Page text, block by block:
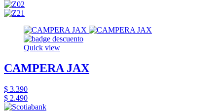
Quick view
CAMPERA JAX
$ 3.390
$ 2.490